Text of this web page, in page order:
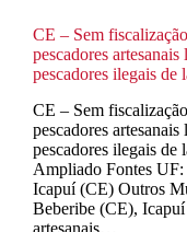
CE – Sem
pescadores
pescadores ilegais de
CE – Sem
pescadores
pescadores ilegais de
Ampliado Fontes
Icapuí (CE) Outros
Beberibe (CE),
artesanais…